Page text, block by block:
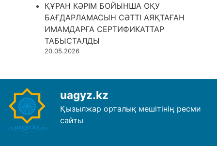
ҚҰРАН КӘРІМ БОЙЫНША ОҚУ
БАҒДАРЛАМАСЫН СӘТТІ АЯҚТАҒАН
ИМАМДАРҒА СЕРТИФИКАТТАР
ТАБЫСТАЛДЫ
20.05.2026
uagyz.kz
Қызылжар орталық мешітінің ресми
сайты